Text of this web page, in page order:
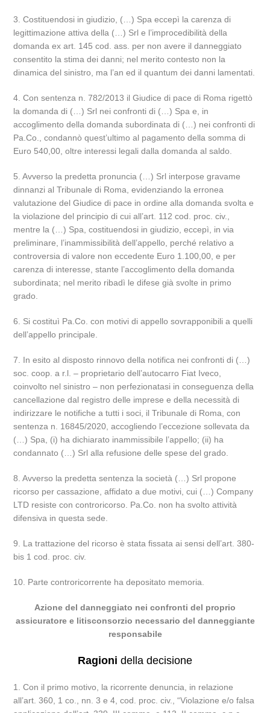
3. Costituendosi in giudizio, (…) Spa eccepì la carenza di
legittimazione attiva della (…) Srl e l’improcedibilità della
domanda ex art. 145 cod. ass. per non avere il danneggiato
consentito la stima dei danni; nel merito contesto non la
dinamica del sinistro, ma l’an ed il quantum dei danni lamentati.
4. Con sentenza n. 782/2013 il Giudice di pace di Roma rigettò
la domanda di (…) Srl nei confronti di (…) Spa e, in
accoglimento della domanda subordinata di (…) nei confronti di
Pa.Co., condannò quest’ultimo al pagamento della somma di
Euro 540,00, oltre interessi legali dalla domanda al saldo.
5. Avverso la predetta pronuncia (…) Srl interpose gravame
dinnanzi al Tribunale di Roma, evidenziando la erronea
valutazione del Giudice di pace in ordine alla domanda svolta e
la violazione del principio di cui all’art. 112 cod. proc. civ.,
mentre la (…) Spa, costituendosi in giudizio, eccepì, in via
preliminare, l’inammissibilità dell’appello, perché relativo a
controversia di valore non eccedente Euro 1.100,00, e per
carenza di interesse, stante l’accoglimento della domanda
subordinata; nel merito ribadì le difese già svolte in primo
grado.
6. Si costituì Pa.Co. con motivi di appello sovrapponibili a quelli
dell’appello principale.
7. In esito al disposto rinnovo della notifica nei confronti di (…)
soc. coop. a r.l. – proprietario dell’autocarro Fiat Iveco,
coinvolto nel sinistro – non perfezionatasi in conseguenza della
cancellazione dal registro delle imprese e della necessità di
indirizzare le notifiche a tutti i soci, il Tribunale di Roma, con
sentenza n. 16845/2020, accogliendo l’eccezione sollevata da
(…) Spa, (i) ha dichiarato inammissibile l’appello; (ii) ha
condannato (…) Srl alla refusione delle spese del grado.
8. Avverso la predetta sentenza la società (…) Srl propone
ricorso per cassazione, affidato a due motivi, cui (…) Company
LTD resiste con controricorso. Pa.Co. non ha svolto attività
difensiva in questa sede.
9. La trattazione del ricorso è stata fissata ai sensi dell’art. 380-
bis 1 cod. proc. civ.
10. Parte controricorrente ha depositato memoria.
Azione del danneggiato nei confronti del proprio
assicuratore e litisconsorzio necessario del danneggiante
responsabile
Ragioni della decisione
1. Con il primo motivo, la ricorrente denuncia, in relazione
all’art. 360, 1 co., nn. 3 e 4, cod. proc. civ., “Violazione e/o falsa